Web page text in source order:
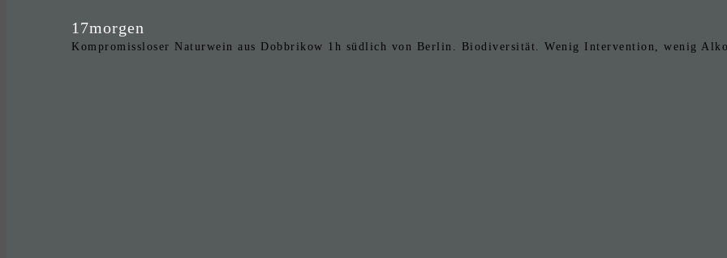
17morgen
Kompromissloser Naturwein aus Dobbrikow 1h südlich von Berlin. Biodiversität. Wenig Intervention, wenig